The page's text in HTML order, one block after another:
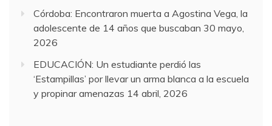
Córdoba: Encontraron muerta a Agostina Vega, la
adolescente de 14 años que buscaban 30 mayo,
2026
EDUCACIÓN: Un estudiante perdió las
‘Estampillas’ por llevar un arma blanca a la escuela
y propinar amenazas 14 abril, 2026